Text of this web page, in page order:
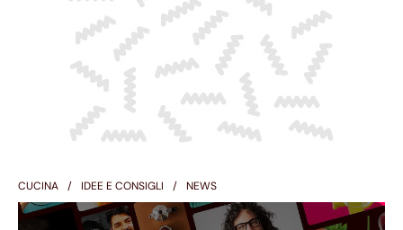
CUCINA IDEE E CONSIGLI NEWS